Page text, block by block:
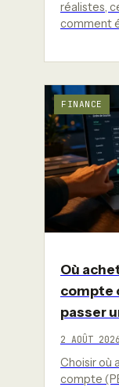
réalistes,
comment
FINANCE
Où
compte
passer
2 AOÛT 2026
Choisir où
compte